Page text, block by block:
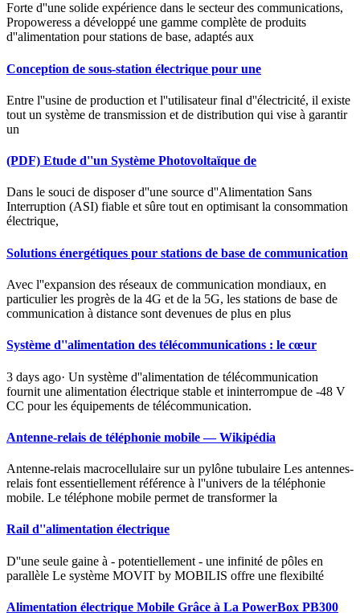
Forte d''une solide expérience dans le secteur des communications,
Propoweress a développé une gamme complète de produits
d''alimentation pour stations de base, adaptés aux
Conception de sous-station électrique pour une
Entre l''usine de production et l''utilisateur final d''électricité, il existe
tout un système de transmission et de distribution qui vise à garantir
un
(PDF) Etude d''un Système Photovoltaïque de
Dans le souci de disposer d''une source d''Alimentation Sans
Interruption (ASI) fiable et sûre tout en optimisant la consommation
électrique,
Solutions énergétiques pour stations de base de communication
Avec l''expansion des réseaux de communication mondiaux, en
particulier les progrès de la 4G et de la 5G, les stations de base de
communication à distance sont devenues de plus en plus
Système d''alimentation des télécommunications : le cœur
3 days ago· Un système d''alimentation de télécommunication
fournit une alimentation électrique stable et ininterrompue de -48 V
CC pour les équipements de télécommunication.
Antenne-relais de téléphonie mobile — Wikipédia
Antenne-relais macrocellulaire sur un pylône tubulaire Les antennes-
relais font essentiellement référence à l''univers de la téléphonie
mobile. Le téléphone mobile permet de transformer la
Rail d''alimentation électrique
D''une seule gaine à - potentiellement - une infinité de pôles en
parallèle Le système MOVIT by MOBILIS offre une flexibilté
Alimentation électrique Mobile Grâce à La PowerBox PB300